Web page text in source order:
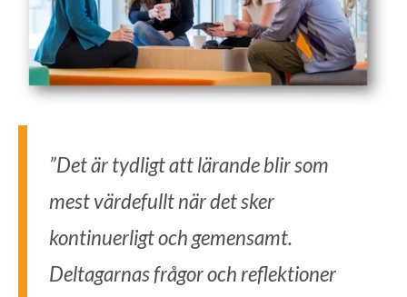
”Det är tydligt att lärande blir som
mest värdefullt när det sker
kontinuerligt och gemensamt.
Deltagarnas frågor och reflektioner